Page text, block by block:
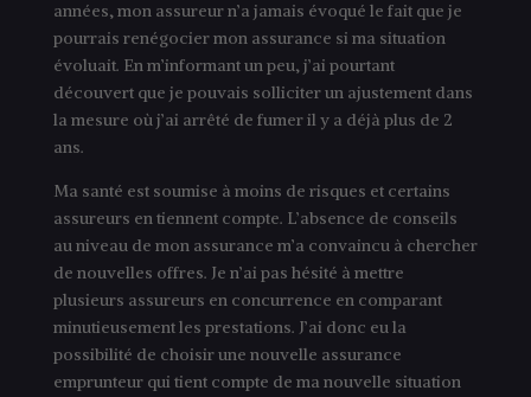
années, mon assureur n’a jamais évoqué le fait que je
pourrais renégocier mon assurance si ma situation
évoluait. En m’informant un peu, j’ai pourtant
découvert que je pouvais solliciter un ajustement dans
la mesure où j’ai arrêté de fumer il y a déjà plus de 2
ans.
Ma santé est soumise à moins de risques et certains
assureurs en tiennent compte. L’absence de conseils
au niveau de mon assurance m’a convaincu à chercher
de nouvelles offres. Je n’ai pas hésité à mettre
plusieurs assureurs en concurrence en comparant
minutieusement les prestations. J’ai donc eu la
possibilité de choisir une nouvelle assurance
emprunteur qui tient compte de ma nouvelle situation